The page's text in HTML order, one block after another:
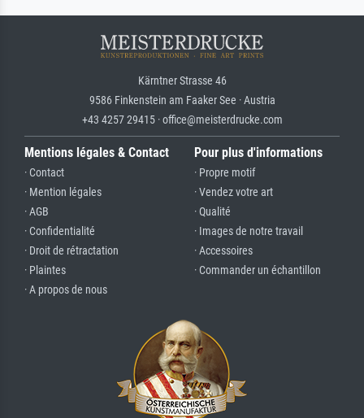
Kärntner Strasse 46
9586 Finkenstein am Faaker See · Austria
+43 4257 29415 · office@meisterdrucke.com
Mentions légales & Contact
· Contact
· Mention légales
· AGB
· Confidentialité
· Droit de rétractation
· Plaintes
· A propos de nous
Pour plus d'informations
· Propre motif
· Vendez votre art
· Qualité
· Images de notre travail
· Accessoires
· Commander un échantillon